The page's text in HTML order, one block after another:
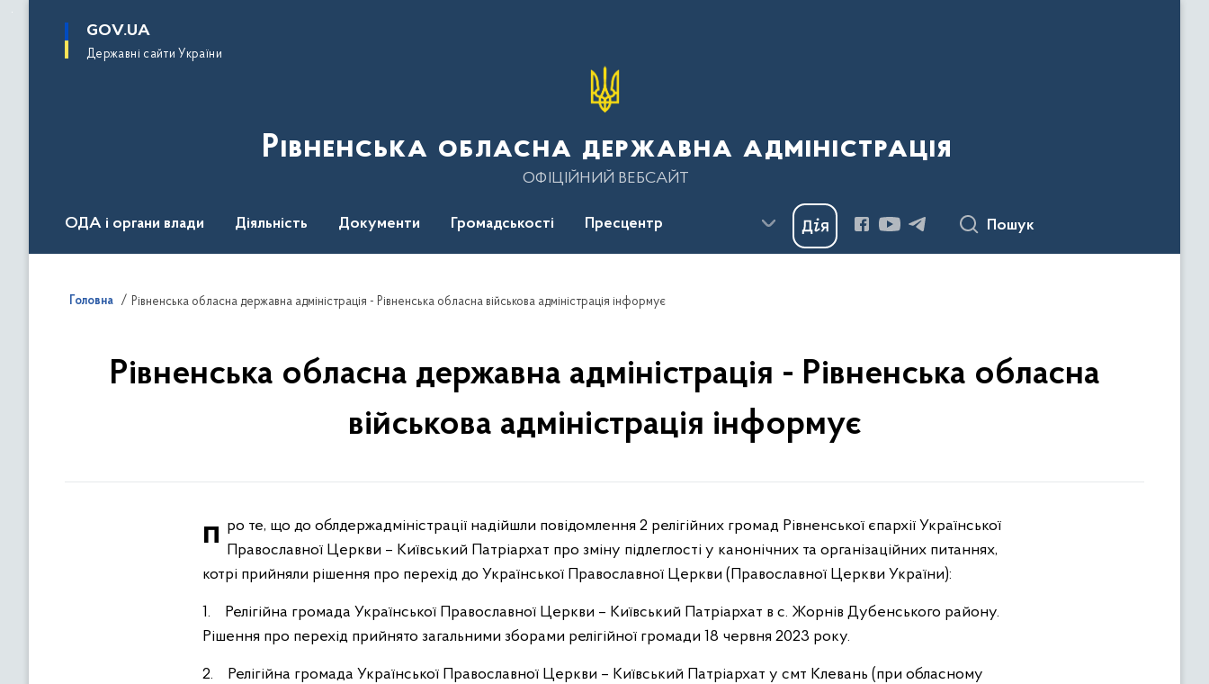
основного
GOV.UA
Державні сайти України
Рівненська обласна державна адміністрація
ОФІЦІЙНИЙ ВЕБСАЙТ
ОДА і органи влади Діяльність Документи Громадськості Пресцентр Пошук
Головна Рівненська обласна державна адміністрація - Рівненська обласна військова адміністрація інформує
Рівненська обласна державна адміністрація - Рівненська обласна
військова адміністрація інформує
про те, що до облдержадміністрації надійшли повідомлення 2 релігійних громад Рівненської єпархії Української Православної Церкви – Київський Патріархат про зміну підлеглості у канонічних та організаційних питаннях,
котрі прийняли рішення про перехід до Української Православної Церкви (Православної Церкви України):
1. Релігійна громада Української Православної Церкви – Київський Патріархат в с. Жорнів Дубенського району.
Рішення про перехід прийнято загальними зборами релігійної громади 18 червня 2023 року.
2. Релігійна громада Української Православної Церкви – Київський Патріархат у смт Клевань (при обласному